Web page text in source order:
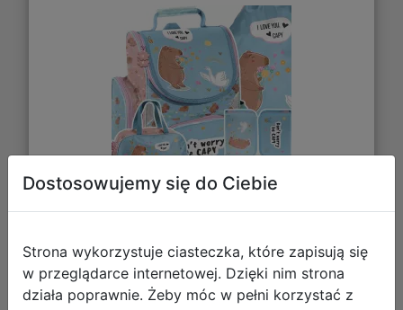
DO KOSZYKA
Dostosowujemy się do Ciebie
Strona wykorzystuje ciasteczka, które zapisują się
w przeglądarce internetowej. Dzięki nim strona
działa poprawnie. Żeby móc w pełni korzystać z